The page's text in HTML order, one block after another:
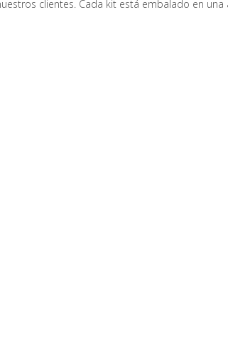
clientes. Cada kit está embalado en una